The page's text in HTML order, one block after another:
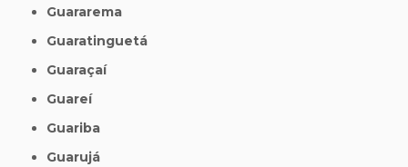
Guararema
Guaratinguetá
Guaraçaí
Guareí
Guariba
Guarujá